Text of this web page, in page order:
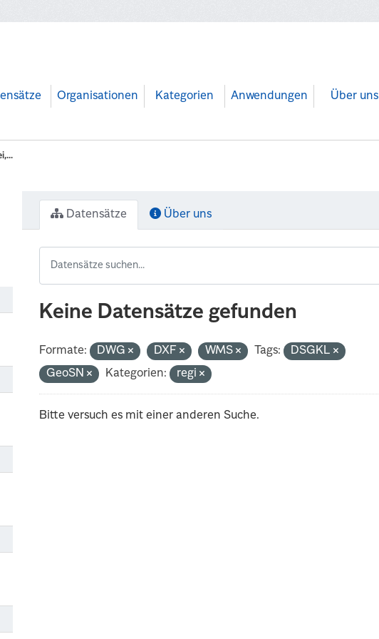
Organisationen Kategorien Anwendungen Über uns
Datensätze Über uns
Keine Datensätze gefunden
Formate: DWG DXF WMS Tags:
DSGKL
GeoSN
Kategorien: regi
Bitte versuch es mit einer anderen Suche.